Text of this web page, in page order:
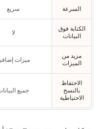
السرعة سريع
الكتابة فوق
البيانات
لا
مزيد من
الميزات
ميزات
الاحتفاظ
بالنسخ
الاحتياطية
جميع